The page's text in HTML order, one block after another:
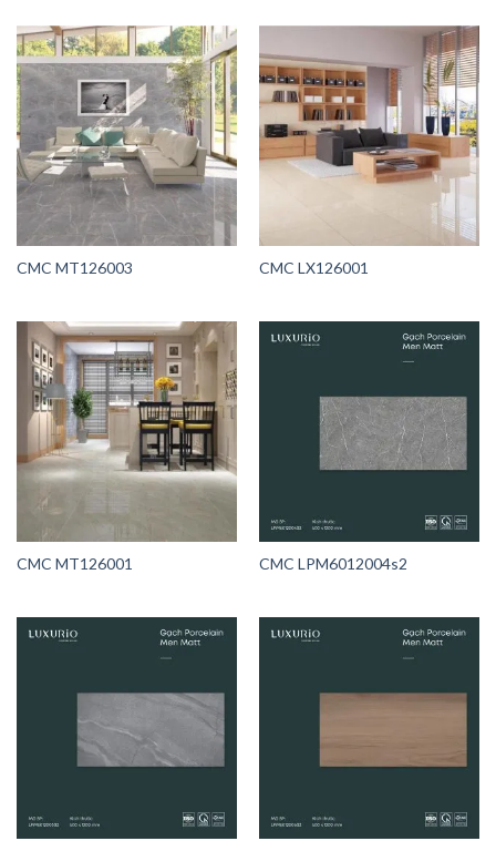
CMC MT126003 CMC LX126001
CMC MT126001 CMC LPM6012004s2